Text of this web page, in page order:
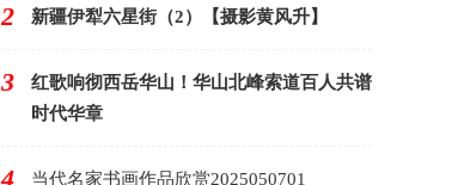
2 新疆伊犁六星街（2）【摄影黄风升】
3
红歌响彻西岳华山！华山北峰索道百人共谱
时代华章
4 当代名家书画作品欣赏2025050701